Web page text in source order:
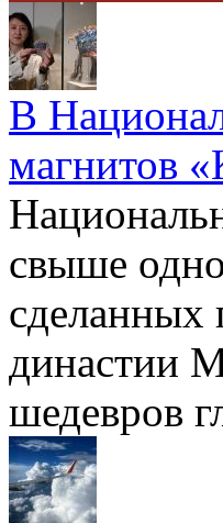
В
магнитов
свыше
сделанных
династии
шедевров